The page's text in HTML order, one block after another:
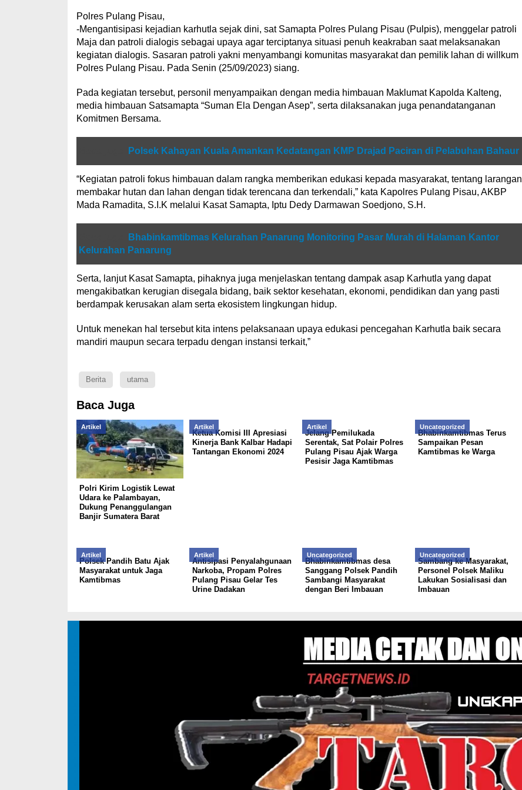
Polres Pulang Pisau,
-Mengantisipasi kejadian karhutla sejak dini, sat Samapta Polres Pulang Pisau (Pulpis), menggelar patroli
Maja dan patroli dialogis sebagai upaya agar terciptanya situasi penuh keakraban saat melaksanakan
kegiatan dialogis. Sasaran patroli yakni menyambangi komunitas masyarakat dan pemilik lahan di willkum
Polres Pulang Pisau. Pada Senin (25/09/2023) siang.
Pada kegiatan tersebut, personil menyampaikan dengan media himbauan Maklumat Kapolda Kalteng,
media himbauan Satsamapta “Suman Ela Dengan Asep”, serta dilaksanakan juga penandatanganan
Komitmen Bersama.
Polsek Kahayan Kuala Amankan Kedatangan KMP Drajad Paciran di Pelabuhan Bahaur
“Kegiatan patroli fokus himbauan dalam rangka memberikan edukasi kepada masyarakat, tentang larangan
membakar hutan dan lahan dengan tidak terencana dan terkendali,” kata Kapolres Pulang Pisau, AKBP
Mada Ramadita, S.I.K melalui Kasat Samapta, Iptu Dedy Darmawan Soedjono, S.H.
Bhabinkamtibmas Kelurahan Panarung Monitoring Pasar Murah di Halaman Kantor
Kelurahan Panarung
Serta, lanjut Kasat Samapta, pihaknya juga menjelaskan tentang dampak asap Karhutla yang dapat
mengakibatkan kerugian disegala bidang, baik sektor kesehatan, ekonomi, pendidikan dan yang pasti
berdampak kerusakan alam serta ekosistem lingkungan hidup.
Untuk menekan hal tersebut kita intens pelaksanaan upaya edukasi pencegahan Karhutla baik secara
mandiri maupun secara terpadu dengan instansi terkait,”
Berita utama
Baca Juga
Artikel
Polri Kirim Logistik Lewat
Udara ke Palambayan,
Dukung Penanggulangan
Banjir Sumatera Barat
Artikel
Ketua Komisi III Apresiasi
Kinerja Bank Kalbar Hadapi
Tantangan Ekonomi 2024
Artikel
Jelang Pemilukada
Serentak, Sat Polair Polres
Pulang Pisau Ajak Warga
Pesisir Jaga Kamtibmas
Uncategorized
Bhabinkamtibmas Terus
Sampaikan Pesan
Kamtibmas ke Warga
Artikel
Polsek Pandih Batu Ajak
Masyarakat untuk Jaga
Kamtibmas
Artikel
Antisipasi Penyalahgunaan
Narkoba, Propam Polres
Pulang Pisau Gelar Tes
Urine Dadakan
Uncategorized
Bhabinkamtibmas desa
Sanggang Polsek Pandih
Sambangi Masyarakat
dengan Beri Imbauan
Uncategorized
Sambang ke Masyarakat,
Personel Polsek Maliku
Lakukan Sosialisasi dan
Imbauan